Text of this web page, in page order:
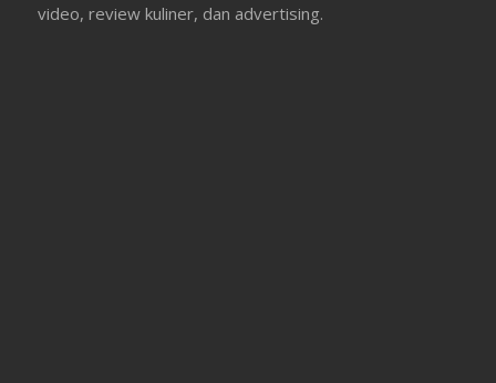
video, review kuliner, dan advertising.